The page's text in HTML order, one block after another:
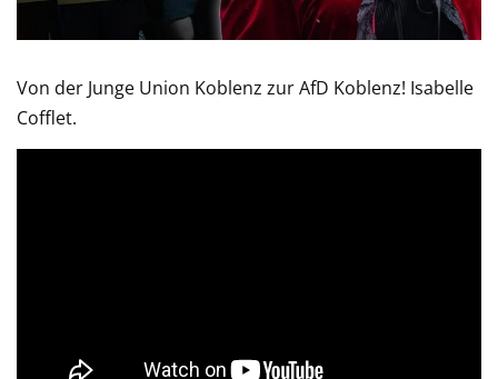
Von der Junge Union Koblenz zur AfD Koblenz! Isabelle
Cofflet.